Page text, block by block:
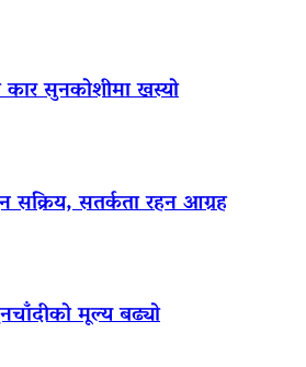
कार सुनकोशीमा खस्यो
सतर्कता रहन आग्रह
मूल्य बढ्याे